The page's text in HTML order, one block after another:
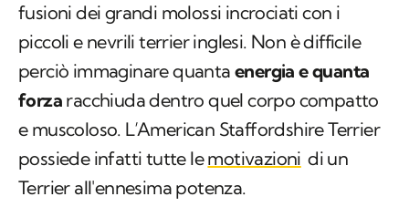
fusioni dei grandi molossi incrociati con i
piccoli e nevrili terrier inglesi. Non è difficile
perciò immaginare quanta energia e quanta
forza racchiuda dentro quel corpo compatto
e muscoloso. L’American Staffordshire Terrier
possiede infatti tutte lemotivazioni di un
Terrier all'ennesima potenza.